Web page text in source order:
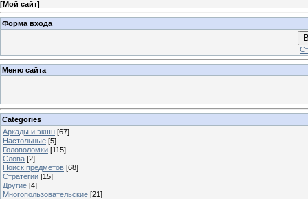
[Мой сайт]
Форма входа
Меню сайта
Categories
Аркады и экшн [67]
Настольные [5]
Головоломки [115]
Слова [2]
Поиск предметов [68]
Стратегии [15]
Другие [4]
Многопользовательские [21]